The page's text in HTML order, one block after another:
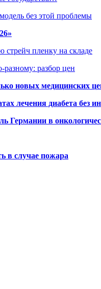
без этой проблемы
стрейч пленку на складе
разбор цен
новых медицинских
лечения диабета без
Германии в
в случае пожара